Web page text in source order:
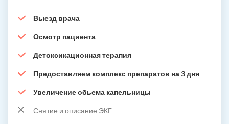
Выезд врача
Осмотр пациента
Детоксикационная терапия
Предоставляем комплекс препаратов на 3 дня
Увеличение обьема капельницы
Снятие и описание ЭКГ